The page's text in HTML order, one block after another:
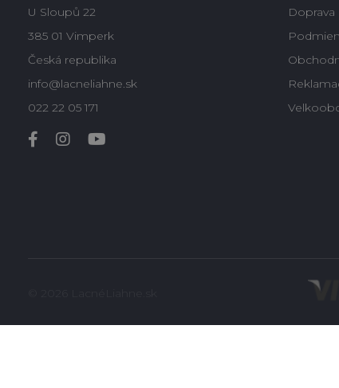
U Sloupů 22
385 01 Vimperk
Česká republika
info@lacneliahne.sk
022 22 05 171
Doprava